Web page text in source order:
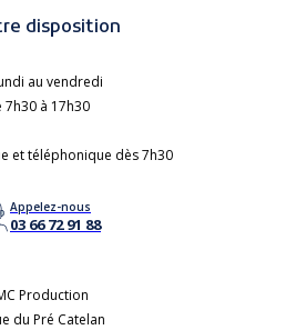
disposition
au vendredi
7h30 à 17h30
et téléphonique dès 7h30
Appelez-nous
03 66 72 91 88
Production
du Pré Catelan